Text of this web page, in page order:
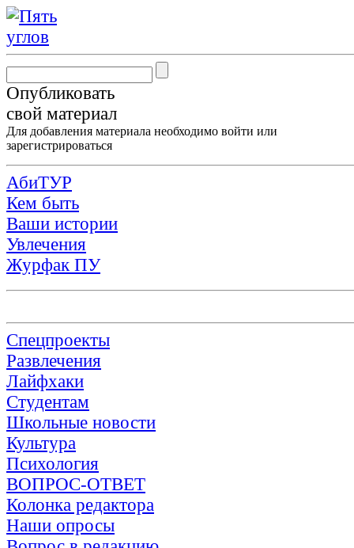
Опубликовать
свой материал
Для добавления материала необходимо войти или
зарегистрироваться
АбиТУР
Кем быть
Ваши истории
Увлечения
Журфак ПУ
Спецпроекты
Развлечения
Лайфхаки
Студентам
Школьные новости
Культура
Психология
ВОПРОС-ОТВЕТ
Колонка редактора
Наши опросы